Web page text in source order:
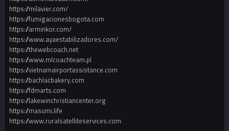
https://milavier.com/
https://fumigacionesbogota.com
https://arminkor.com/
https://www.ayaestabilizadores.com/
https://thewebcoach.net
https://www.mlcoachteam.pl
https://vietnamairportassistance.com
https://bachlacbakery.com
https://fdmarts.com
https://lakewinchristiancenter.org
https://masumi.life
https://www.ruralsatelliteservices.com